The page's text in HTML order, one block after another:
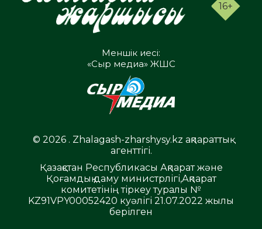
16+
Меншік иесі:
«Сыр медиа» ЖШС
© 2026 . Zhalagash-zharshysy.kz ақпараттық
агенттігі.
Қазақстан Республикасы Ақпарат және
Қоғамдық даму министрлігі,Ақпарат
комитетінің тіркеу туралы №
KZ91VPY00052420 куәлігі 21.07.2022 жылы
берілген